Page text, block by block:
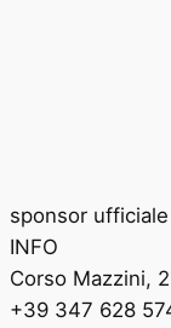
sponsor ufficiale
INFO
Corso Mazzini,
+39 347 628